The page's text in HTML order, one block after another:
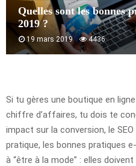
Quelles sont les bonnes
2019 ?
19 mars 2019 4436
Si tu gères une boutique en
chiffre d’affaires, tu dois te
impact sur la conversion, le SEO
pratique, les bonnes pratiques
à “être à la mode” : elles